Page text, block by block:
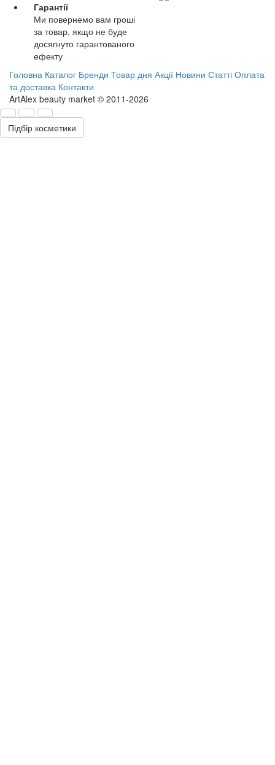
Гарантії
Ми повернемо вам гроші
за товар, якщо не буде
досягнуто гарантованого
ефекту
Головна Каталог Бренди Товар дня Акції Новини Статті Оплата
та доставка Контакти
ArtAlex beauty market © 2011-2026
Підбір косметики